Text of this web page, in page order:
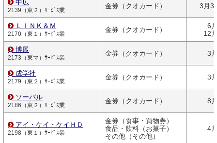
中広
2139（東２）ｻｰﾋﾞｽ業
金券（クオカード） 3月
ＬＩＮＫ＆Ｍ
2170（東１）ｻｰﾋﾞｽ業
金券（クオカード）
6
12
博展
2173（東マ）ｻｰﾋﾞｽ業
金券（クオカード） 3
成学社
2179（東２）ｻｰﾋﾞｽ業
金券（クオカード） 3
ソーバル
2186（東２）ｻｰﾋﾞｽ業
金券（クオカード） 8
アイ・ケイ・ケイＨＤ
2198（東１）ｻｰﾋﾞｽ業
金券（食事・買物券）
食品・飲料（お菓子）
その他（その他）
4